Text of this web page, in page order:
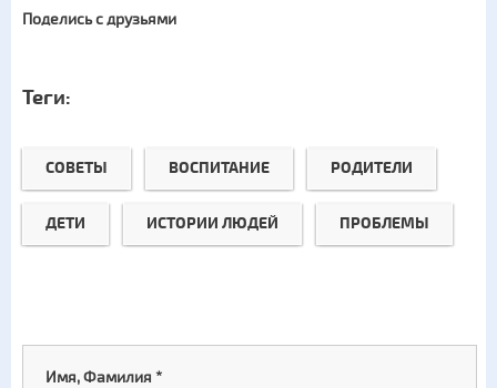
Поделись с друзьями
Теги:
СОВЕТЫ ВОСПИТАНИЕ РОДИТЕЛИ
ДЕТИ ИСТОРИИ ЛЮДЕЙ ПРОБЛЕМЫ
Имя, Фамилия *